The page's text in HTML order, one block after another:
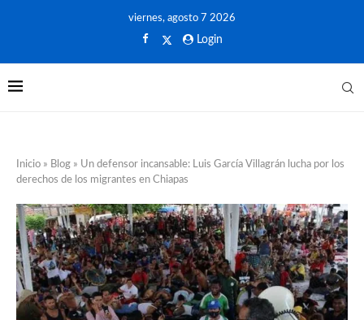
viernes, agosto 7 2026
Login
Inicio » Blog » Un defensor incansable: Luis García Villagrán lucha por los
derechos de los migrantes en Chiapas